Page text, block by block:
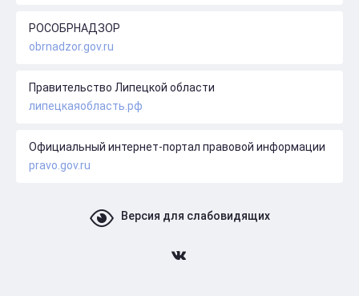
РОСОБРНАДЗОР
obrnadzor.gov.ru
Правительство Липецкой области
липецкаяобласть.рф
Официальный интернет-портал правовой информации
pravo.gov.ru
Версия для слабовидящих